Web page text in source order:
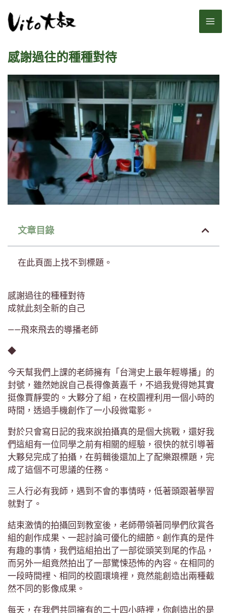
至
感謝過往的種種對待
文章目錄
在此頁面上找不到標題。
感謝過往的種種對待
成就此刻全新的自己
——飛來飛去的導播老師
◆
今天幫我們上課的老師擁有「台灣史上最年輕導播」的
封號，雖然她說自己長得像黃嘉千，不過我覺得她其實
挺像賈靜雯的。大夥分了組，在校園裡利用一個小時的
時間，透過手機創作了一小段微電影。
對於只會寫日記的我來說拍攝真的是個大挑戰，還好我
們這組有一位同學之前有相關的經驗，很快的就引導著
大夥兒完成了拍攝，在剪輯後還加上了配樂跟標題，完
成了這個不可思議的任務。
三人行必有我師，遇到不會的事情時，低著頭跟著學習
就對了。
結束激情的拍攝回到教室後，老師帶領著同學們欣賞各
組的創作成果、一起討論可優化的細節。創作真的是件
有趣的事情，我們這組拍出了一部從頭笑到尾的作品，
而另外一組竟然拍出了一部驚悚恐怖的內容。在相同的
一段時間裡、相同的校園環境裡，竟然能創造出兩種截
然不同的影像成果。
每天，在我們共同擁有的二十四小時裡，你創造出的是